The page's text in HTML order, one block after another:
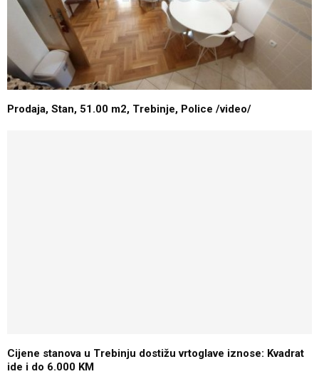
Prodaja, Stan, 51.00 m2, Trebinje, Police /video/
Cijene stanova u Trebinju dostižu vrtoglave iznose: Kvadrat
ide i do 6.000 KM